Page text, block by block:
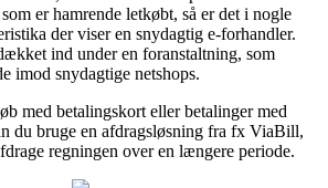
er hamrende letkøbt, så er det i nogle
der viser en snydagtig e-forhandler.
ind under en foranstaltning, som
imod snydagtige netshops.
med betalingskort eller betalinger med
du bruge en afdragsløsning fra fx ViaBill,
regningen over en længere periode.